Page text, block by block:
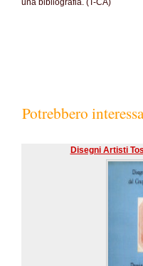
una bibliografia. (T-CA)
Potrebbero
Disegni Artisti